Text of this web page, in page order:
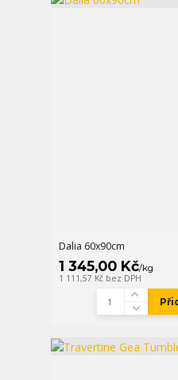
Dalia 60x90cm
1 345,00 Kč/kg
1 111,57 Kč bez DPH